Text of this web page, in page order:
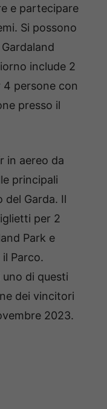
e partecipare
Si possono
include 2
persone con
presso il
in aereo da
principali
del Garda. Il
per 2
Park e
Parco.
di questi
dei vincitori
2023.